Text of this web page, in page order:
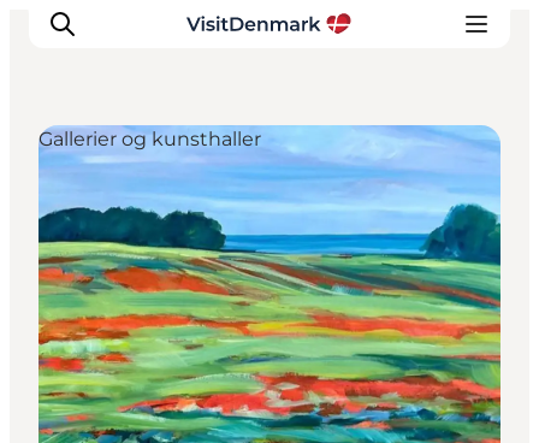
Inspirasjon
Reisemål
Aktiviteter
Overnatting
Planlegg reisen
Gallerier og kunsthaller